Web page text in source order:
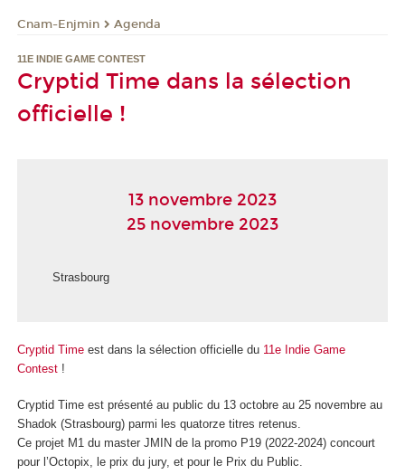
Cnam-Enjmin Agenda
11E INDIE GAME CONTEST
Cryptid Time dans la sélection
officielle !
13 novembre 2023
25 novembre 2023
Strasbourg
Cryptid Time est dans la sélection officielle du 11e Indie Game
Contest !
Cryptid Time est présenté au public du 13 octobre au 25 novembre au
Shadok (Strasbourg) parmi les quatorze titres retenus.
Ce projet M1 du master JMIN de la promo P19 (2022-2024) concourt
pour l’Octopix, le prix du jury, et pour le Prix du Public.